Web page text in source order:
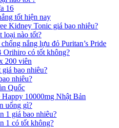
16
tốt hiện nay
Kidney Tonic giá bao nhiêu?
loại nào tốt?
nắng lựu đỏ Puritan’s Pride
có tốt không?
200 viên
bao nhiêu?
nhiêu?
Quốc
10000mg Nhật Bản
uống gì?
1 giá bao nhiêu?
1 có tốt không?